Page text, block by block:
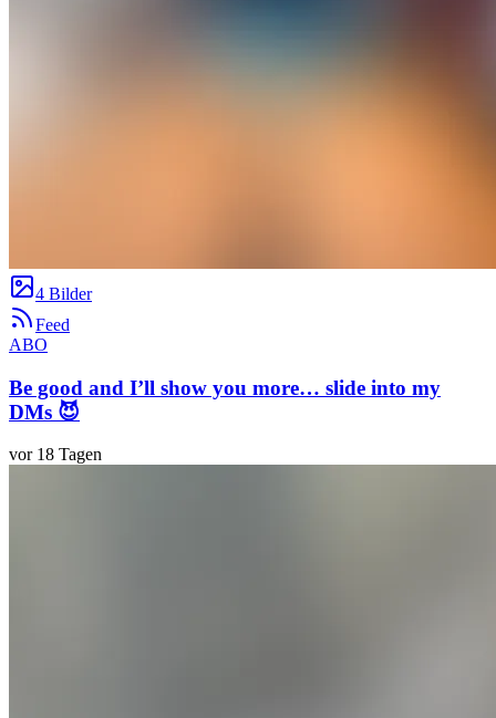
4 Bilder
Feed
ABO
Be good and I’ll show you more… slide into my
DMs 😈
vor 18 Tagen